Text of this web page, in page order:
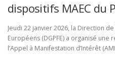
dispositifs MAEC du
Jeudi 22 janvier 2026, la Direction
Européens (DGPFE) a organisé
l’Appel à Manifestation d’Intérêt